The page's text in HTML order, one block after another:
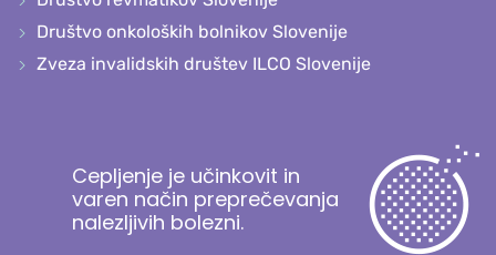
Društvo onkoloških bolnikov Slovenije
Zveza invalidskih društev ILCO Slovenije
Cepljenje je učinkovit in
varen način preprečevanja
nalezljivih bolezni.